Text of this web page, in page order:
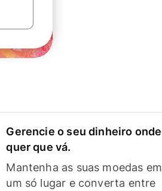
Gerencie o seu dinheiro onde
quer que vá.
Mantenha as suas moedas em
um só lugar e converta entre